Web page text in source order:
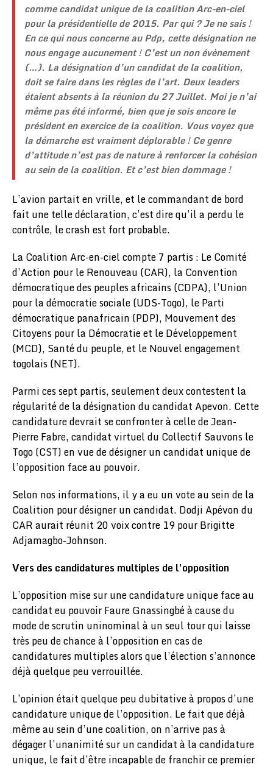
comme candidat unique de la coalition Arc-en-ciel
pour la présidentielle de 2015. Par qui ? Je ne sais !
En ce qui nous concerne au Pdp, cette désignation ne
nous engage aucunement ! C’est un non évènement
(…). La désignation d’un candidat de la coalition,
doit se faire dans les règles de l’art. Deux leaders
étaient absents à la réunion du 27 Juillet. Moi je n’ai
même pas été informé, bien que je sois encore le
président en exercice de la coalition. Vous voyez que
la démarche est vraiment déplorable ! Ce genre
d’attitude n’est pas de nature à renforcer la cohésion
au sein de la coalition. Et c’est bien dommage !
L’avion partait en vrille, et le commandant de bord
fait une telle déclaration, c’est dire qu’il a perdu le
contrôle, le crash est fort probable.
La Coalition Arc-en-ciel compte 7 partis : Le Comité
d’Action pour le Renouveau (CAR), la Convention
démocratique des peuples africains (CDPA), l’Union
pour la démocratie sociale (UDS-Togo), le Parti
démocratique panafricain (PDP), Mouvement des
Citoyens pour la Démocratie et le Développement
(MCD), Santé du peuple, et le Nouvel engagement
togolais (NET).
Parmi ces sept partis, seulement deux contestent la
régularité de la désignation du candidat Apevon. Cette
candidature devrait se confronter à celle de Jean-
Pierre Fabre, candidat virtuel du Collectif Sauvons le
Togo (CST) en vue de désigner un candidat unique de
l’opposition face au pouvoir.
Selon nos informations, il y a eu un vote au sein de la
Coalition pour désigner un candidat. Dodji Apévon du
CAR aurait réunit 20 voix contre 19 pour Brigitte
Adjamagbo-Johnson.
Vers des candidatures multiples de l’opposition
L’opposition mise sur une candidature unique face au
candidat eu pouvoir Faure Gnassingbé à cause du
mode de scrutin uninominal à un seul tour qui laisse
très peu de chance à l’opposition en cas de
candidatures multiples alors que l’élection s’annonce
déjà quelque peu verrouillée.
L’opinion était quelque peu dubitative à propos d’une
candidature unique de l’opposition. Le fait que déjà
même au sein d’une coalition, on n’arrive pas à
dégager l’unanimité sur un candidat à la candidature
unique, le fait d’être incapable de franchir ce premier